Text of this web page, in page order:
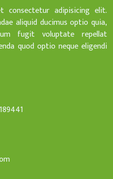
consectetur adipisicing elit.
aliquid ducimus optio quia,
fugit voluptate repellat
quod optio neque eligendi